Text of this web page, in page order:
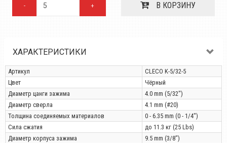
- + В КОРЗИНУ
ХАРАКТЕРИСТИКИ
Артикул
CLECO K-5/32-5
Цвет
Чёрный
Диаметр цанги зажима
4.0 mm (5/32")
Диаметр сверла
4.1 mm (#20)
Толщина соединяемых материалов
0 - 6.35 mm (0 - 1/4")
Сила сжатия
до 11.3 кг (25 Lbs)
Диаметр корпуса зажима
9.5 mm (3/8")